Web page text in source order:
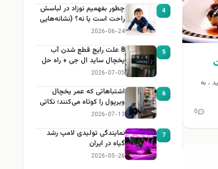
، به
0
4
چطور بفهمیم نوزاد در لباسش
راحت است یا نه؟ (نشانه‌هایی
که هر مادر باید بداند)
2026-06-24
5
8 علت رایج قطع شدن آب
یخچال ساید ال جی + راه حل
2026-07-05
6
اشتباهاتی که عمر یخچال
ویرپول را کوتاه می‌کنند؛ نکاتی
که باید بدانید
2026-07-13
7
نمایندگی تولیدی لامپ رشد
گیاه در ایران
2026-05-26